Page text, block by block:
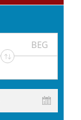
BEG